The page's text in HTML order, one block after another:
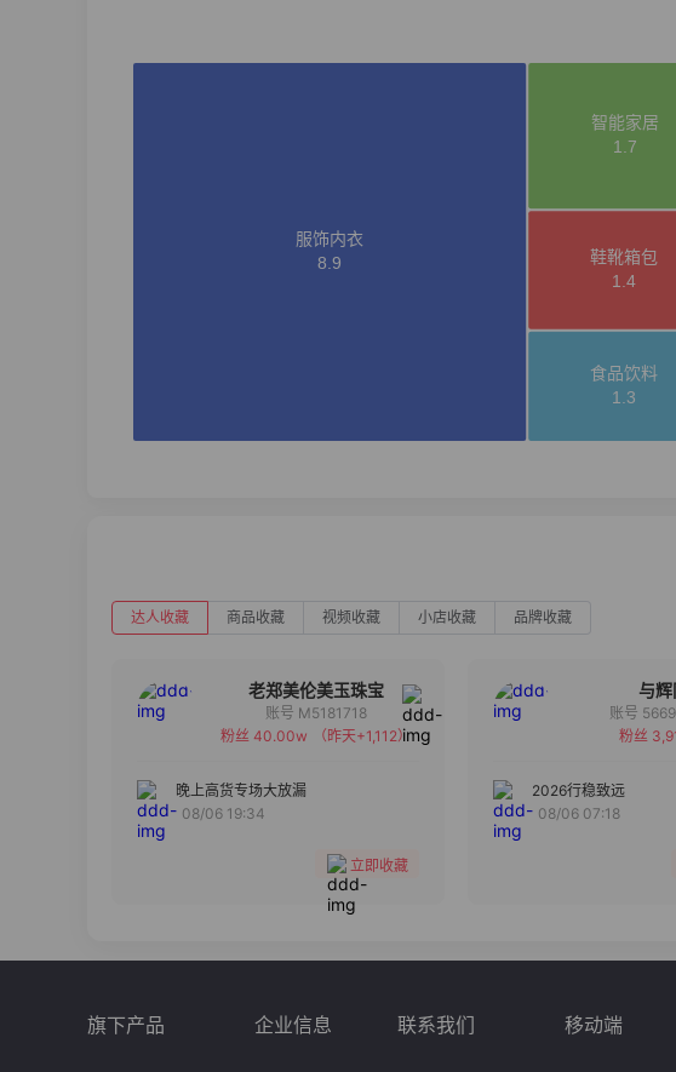
达人收藏 商品收藏 视频收藏 小店收藏 品牌收藏
老郑美伦美玉珠宝
备注
分组
账号 M5181718
粉丝 40.00w
（昨天+1,112）
晚上高货专场大放漏
08/06 19:34
立即收藏
与辉
备
账号
粉丝
2026行稳致远
08/06 07:18
旗下产品 企业信息 联系我们 移动端